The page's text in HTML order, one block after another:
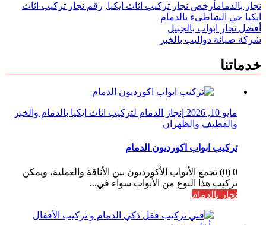
نجار بالدمامأرخص نجار تركيب اثاث ايكيا, رقم نجار تركيب اثاث
ايكيا حي الشاطىء بالدمام
تصفّح
المقالات
أفضل نجار ابواب بالجبيل
شركة صيانة دواليب بالخبر
خدماتنا
مايو 10, 2026
إنجاز الدمام لتركيب اثاث ايكيا بالدمام والخبر
والقطيف والظهران
تركيب ابواب اكورديون الدمام
0 (0) تجمع الأبواب الأكورديون بين الأناقة والعملية، ويمكن
تركيب هذا النوع من الأبواب سواء في...
نجار بالدمام